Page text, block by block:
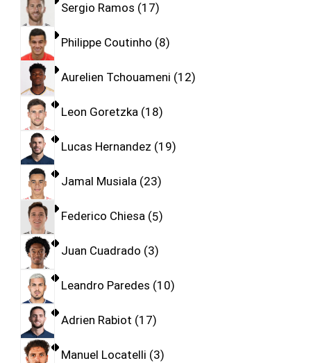
Sergio Ramos 17
Philippe Coutinho 8
Aurelien Tchouameni 12
Leon Goretzka 18
Lucas Hernandez 19
Jamal Musiala 23
Federico Chiesa 5
Juan Cuadrado 3
Leandro Paredes 10
Adrien Rabiot 17
Manuel Locatelli 3